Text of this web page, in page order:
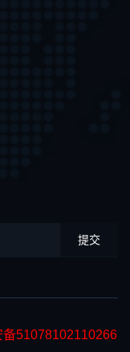
提交
备51078102110266